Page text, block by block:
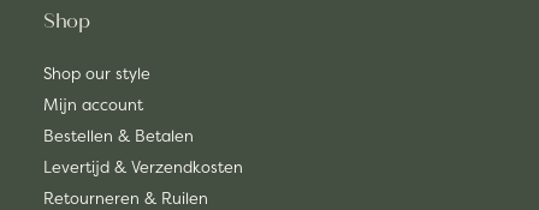
Shop
Shop our style
Mijn account
Bestellen & Betalen
Levertijd & Verzendkosten
Retourneren & Ruilen